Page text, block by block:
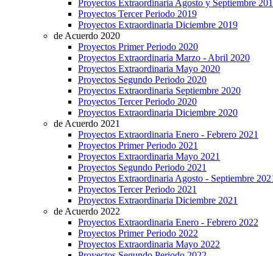
Proyectos Extraordinaria Agosto y Septiembre
Proyectos Tercer Periodo 2019
Proyectos Extraordinaria Diciembre 2019
de Acuerdo 2020
Proyectos Primer Periodo 2020
Proyectos Extraordinaria Marzo - Abril 2020
Proyectos Extraordinaria Mayo 2020
Proyectos Segundo Periodo 2020
Proyectos Extraordinaria Septiembre 2020
Proyectos Tercer Periodo 2020
Proyectos Extraordinaria Diciembre 2020
de Acuerdo 2021
Proyectos Extraordinaria Enero - Febrero 2021
Proyectos Primer Periodo 2021
Proyectos Extraordinaria Mayo 2021
Proyectos Segundo Periodo 2021
Proyectos Extraordinaria Agosto - Septiembre
Proyectos Tercer Periodo 2021
Proyectos Extraordinaria Diciembre 2021
de Acuerdo 2022
Proyectos Extraordinaria Enero - Febrero 2022
Proyectos Primer Periodo 2022
Proyectos Extraordinaria Mayo 2022